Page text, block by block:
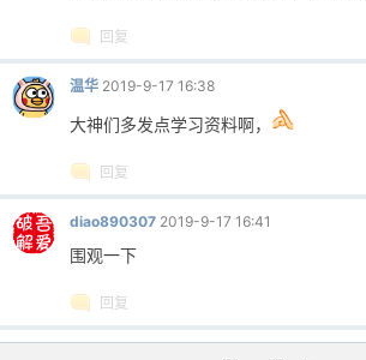
回复
温华 2019-9-17 16:38
大神们多发点学习资料啊，
回复
diao890307 2019-9-17 16:41
围观一下
回复